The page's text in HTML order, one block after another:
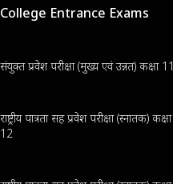
College Entrance Exams
संयुक्त प्रवेश परीक्षा (मुख्य एवं उन्नत) कक्षा 11
राष्ट्रीय पात्रता सह प्रवेश परीक्षा (स्नातक) कक्षा
12